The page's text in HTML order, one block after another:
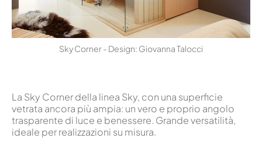
Sky Corner - Design: Giovanna Talocci
La Sky Corner della linea Sky, con una superficie
vetrata ancora più ampia: un vero e proprio angolo
trasparente di luce e benessere. Grande versatilità,
ideale per realizzazioni su misura.